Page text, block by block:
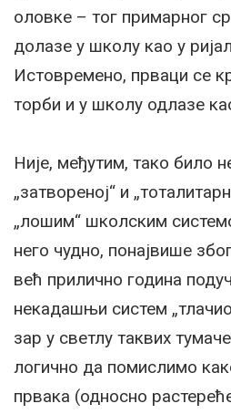
оловке – тог примарног
долазе у школу као у
Истовремено, прваци се
торби и у школу одлазе
Није, међутим, тако било
„затвореној“ и
„лошим“ школским
него чудно, понајвише
већ прилично година
некадашњи систем
зар у светлу таквих
логично да помислимо
првака (односно